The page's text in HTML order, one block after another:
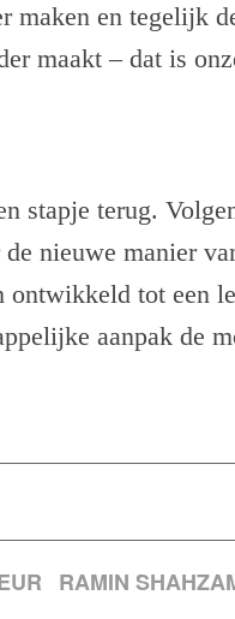
maken en tegelijk
maakt – dat is
stapje terug.
nieuwe manier
ontwikkeld tot een
aanpak de
RAMIN